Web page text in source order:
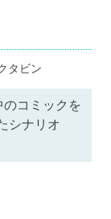
タビン
コミックを
シナリオ